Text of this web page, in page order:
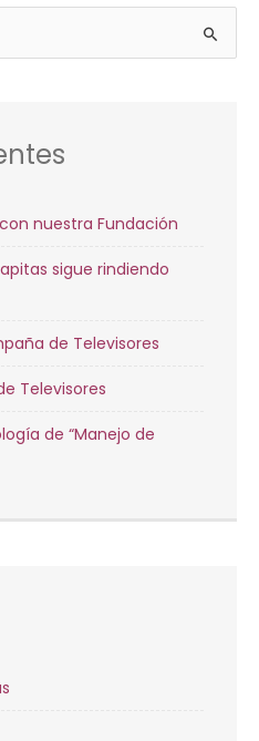
nuestra Fundación
sigue rindiendo
de Televisores
Televisores
de “Manejo de